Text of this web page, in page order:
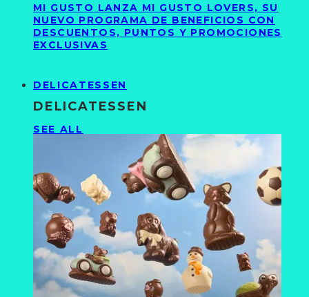
MI GUSTO LANZA MI GUSTO LOVERS, SU
NUEVO PROGRAMA DE BENEFICIOS CON
DESCUENTOS, PUNTOS Y PROMOCIONES
EXCLUSIVAS
DELICATESSEN
DELICATESSEN
SEE ALL